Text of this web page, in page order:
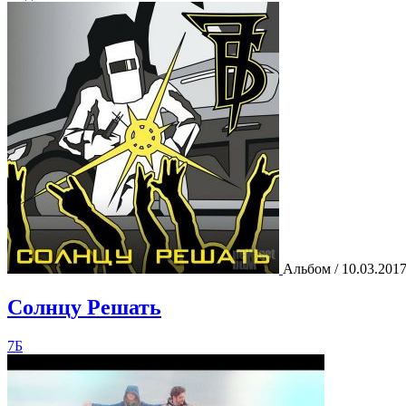
Альбом / 10.03.2017
Солнцу Решать
7Б